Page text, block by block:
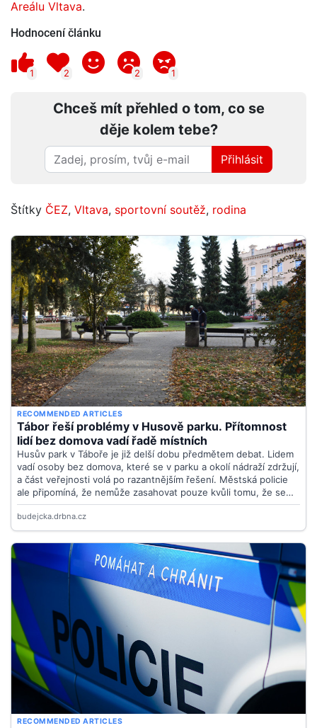
Areálu Vltava.
Hodnocení článku
1 2 2 1
Chceš mít přehled o tom, co se
děje kolem tebe?
Přihlásit
Štítky ČEZ, Vltava, sportovní soutěž, rodina